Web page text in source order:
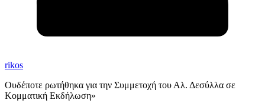
rikos
Ουδέποτε ρωτήθηκα για την Συμμετοχή του Αλ. Δεσύλλα σε
Κομματική Εκδήλωση»